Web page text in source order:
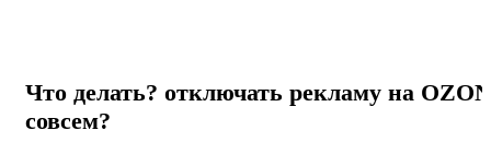
Что делать? отключать рекламу на OZON
совсем?